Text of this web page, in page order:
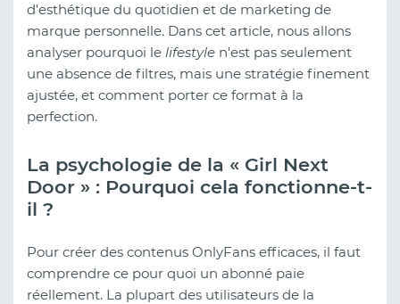
d'esthétique du quotidien et de marketing de
marque personnelle. Dans cet article, nous allons
analyser pourquoi le lifestyle n'est pas seulement
une absence de filtres, mais une stratégie finement
ajustée, et comment porter ce format à la
perfection.
La psychologie de la « Girl Next
Door » : Pourquoi cela fonctionne-t-
il ?
Pour créer des contenus OnlyFans efficaces, il faut
comprendre ce pour quoi un abonné paie
réellement. La plupart des utilisateurs de la